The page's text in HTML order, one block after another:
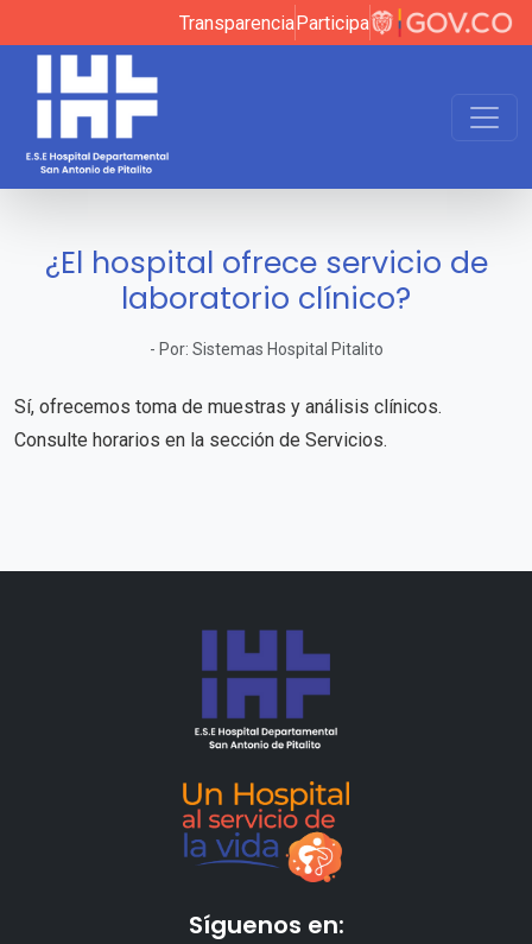
TransparenciaParticipa
¿El hospital ofrece servicio de
laboratorio clínico?
- Por: Sistemas Hospital Pitalito
Sí, ofrecemos toma de muestras y análisis clínicos.
Consulte horarios en la sección de Servicios.
Síguenos en: